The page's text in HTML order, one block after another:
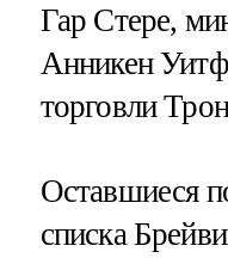
Гар Стере,
Анникен
торговли
Оставшиеся
списка